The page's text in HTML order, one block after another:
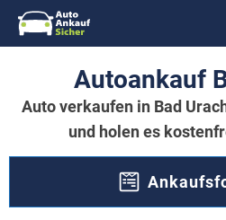
Autoankauf
Auto verkaufen in Bad
und holen es